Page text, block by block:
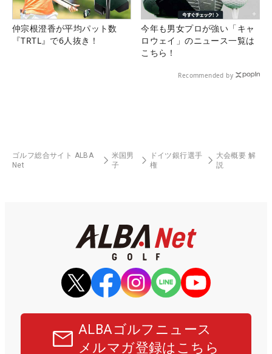
仲宗根澄香が平均パット数
『TRTL』で6人抜き！
今年も男女プロが強い「キャ
ロウェイ」のニュース一覧は
こちら！
Recommended by
ゴルフ総合サイト ALBA
Net
米国男
子
ドイツ銀行選手
権
大会概要 解
説
ALBAゴルフニュース
メルマガ登録はこちら